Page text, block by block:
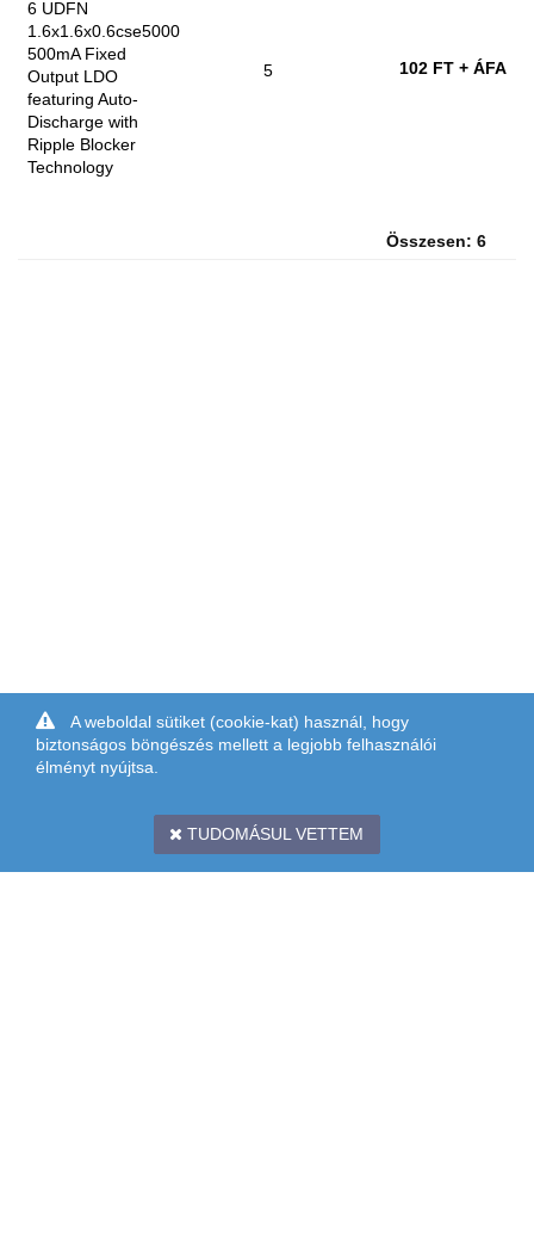
6 UDFN
1.6x1.6x0.6cse5000
500mA Fixed
Output LDO
featuring Auto-
Discharge with
Ripple Blocker
Technology
5 102 FT + ÁFA
Összesen: 6
A weboldal sütiket (cookie-kat) használ, hogy
biztonságos böngészés mellett a legjobb felhasználói
élményt nyújtsa.
TUDOMÁSUL VETTEM